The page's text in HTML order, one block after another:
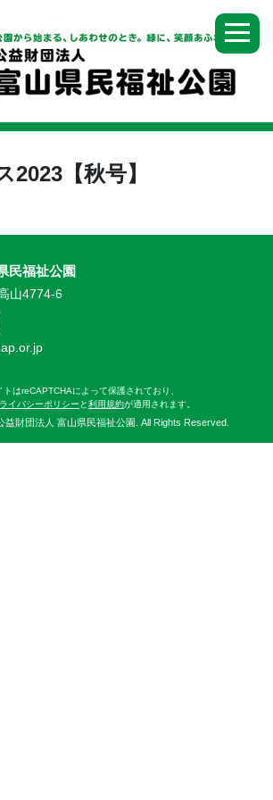
2023【秋号】
民福祉公園
山4774-6
トはreCAPTCHAによって保護されており、
イバシーポリシー と利用規約が適用されます。
益財団法人 富山県民福祉公園. All Rights Reserved.